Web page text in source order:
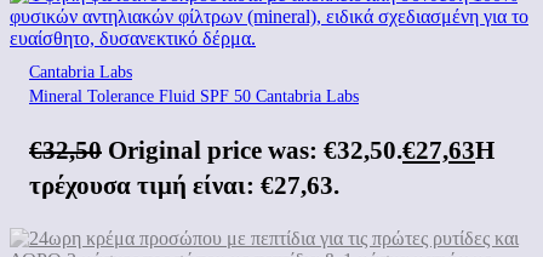
Cantabria Labs
Mineral Tolerance Fluid SPF 50 Cantabria Labs
€32,50 Original price was: €32,50.€27,63Η
τρέχουσα τιμή είναι: €27,63.